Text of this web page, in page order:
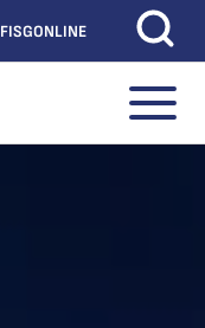
FISGONLINE